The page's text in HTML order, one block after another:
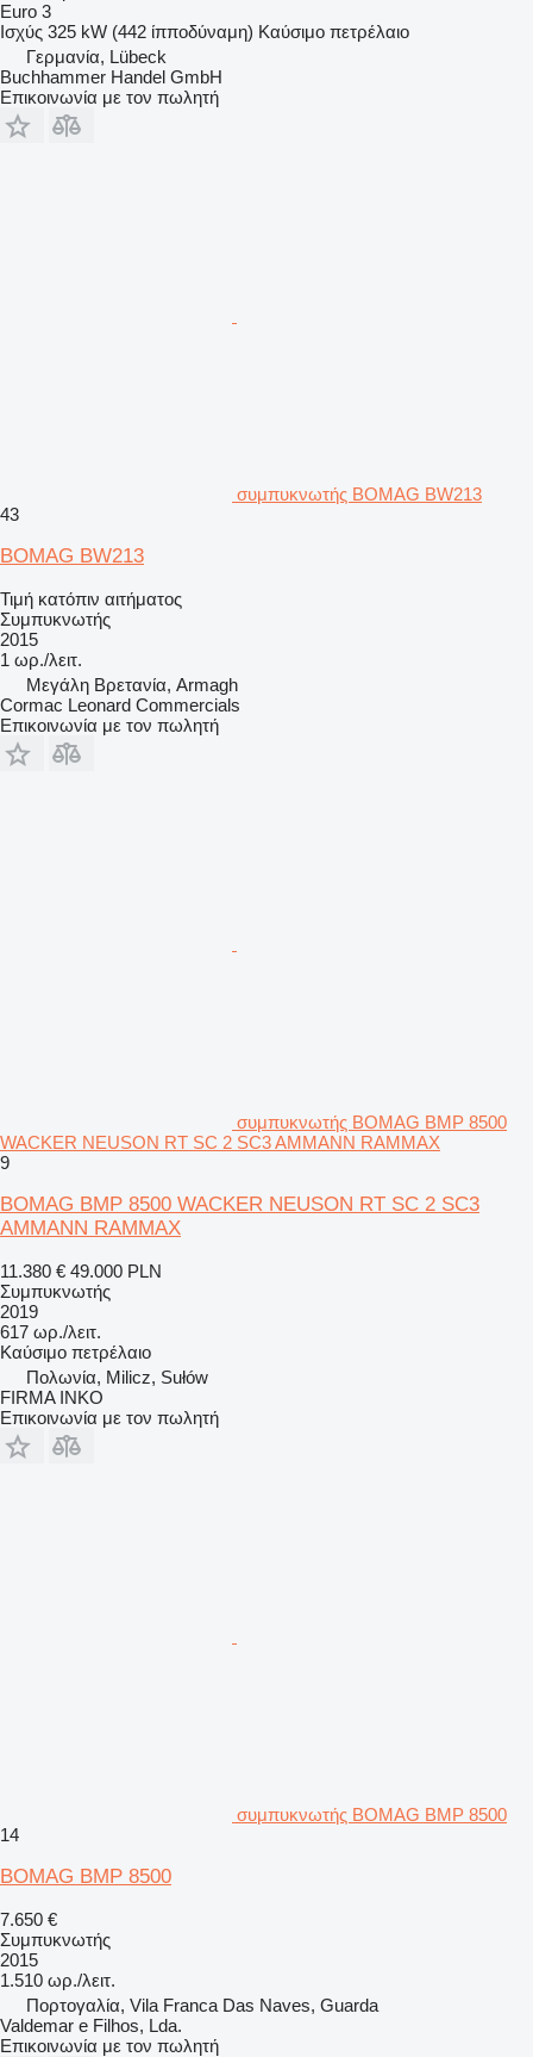
Euro 3
Ισχύς 325 kW (442 ίπποδύναμη) Καύσιμο πετρέλαιο
Γερμανία, Lübeck
Buchhammer Handel GmbH
Επικοινωνία με τον πωλητή
συμπυκνωτής BOMAG BW213
43
BOMAG BW213
Τιμή κατόπιν αιτήματος
Συμπυκνωτής
2015
1 ωρ./λειτ.
Μεγάλη Βρετανία, Armagh
Cormac Leonard Commercials
Επικοινωνία με τον πωλητή
συμπυκνωτής BOMAG BMP 8500
WACKER NEUSON RT SC 2 SC3 AMMANN RAMMAX
9
BOMAG BMP 8500 WACKER NEUSON RT SC 2 SC3
AMMANN RAMMAX
11.380 € 49.000 PLN
Συμπυκνωτής
2019
617 ωρ./λειτ.
Καύσιμο πετρέλαιο
Πολωνία, Milicz, Sułów
FIRMA INKO
Επικοινωνία με τον πωλητή
συμπυκνωτής BOMAG BMP 8500
14
BOMAG BMP 8500
7.650 €
Συμπυκνωτής
2015
1.510 ωρ./λειτ.
Πορτογαλία, Vila Franca Das Naves, Guarda
Valdemar e Filhos, Lda.
Επικοινωνία με τον πωλητή